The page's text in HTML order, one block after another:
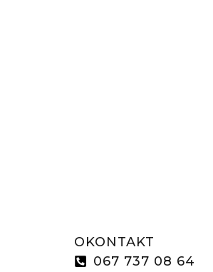
OKONTAKT
067 737 08 64